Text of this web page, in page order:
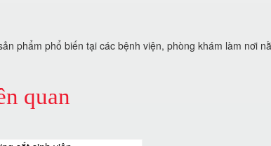
phẩm phổ biến tại các bệnh viện, phòng khám làm nơi
quan